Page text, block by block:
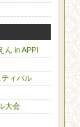
ん in APPI
ィバル
大会